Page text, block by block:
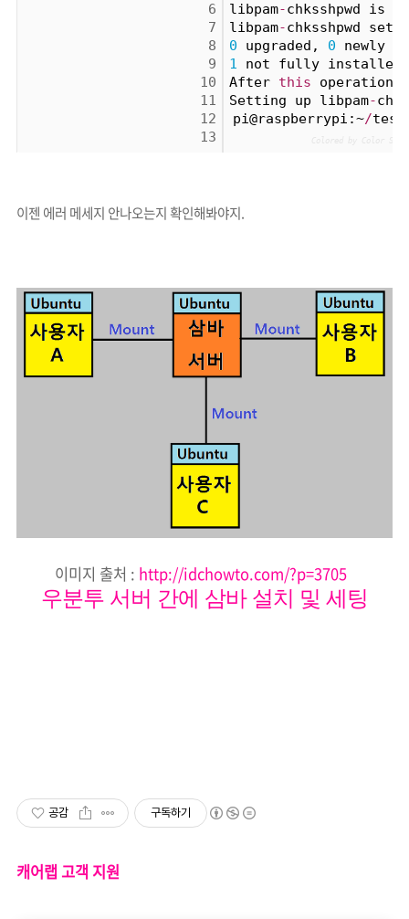
6
7
8
9
10
11
12
13
libpam-chksshpwd is
libpam-chksshpwd
0 upgraded, 0 newly
1 not fully installed
After this operation,
Setting up libpam-
pi@raspberrypi:~/test
이젠 에러 메세지 안나오는지 확인해봐야지.
이미지 출처 : http://idchowto.com/?p=3705
우분투 서버 간에 삼바 설치 및 세팅
공감 구독하기
캐어랩 고객 지원